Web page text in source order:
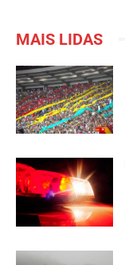
MAIS LIDAS